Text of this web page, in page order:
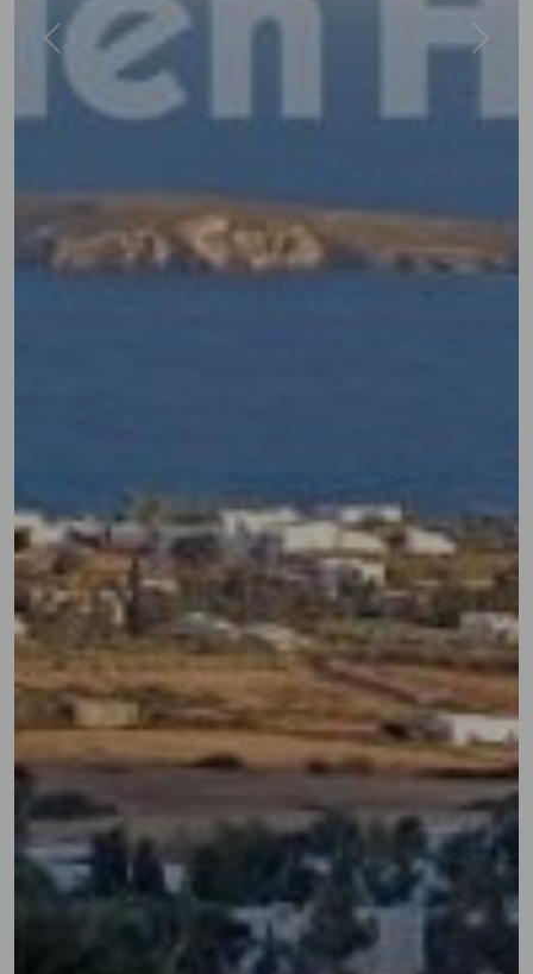
Previous Next